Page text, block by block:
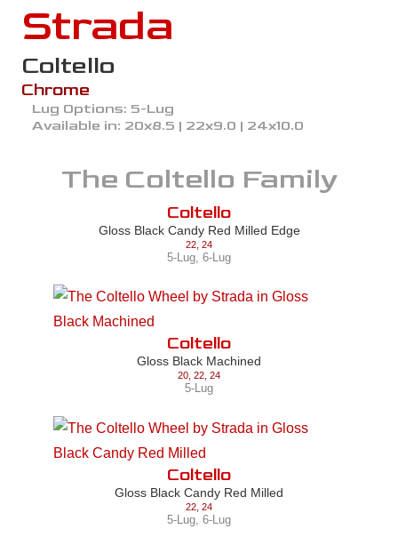
Strada
Coltello
Chrome
Lug Options: 5-Lug
Available in: 20x8.5 | 22x9.0 | 24x10.0
The Coltello Family
Coltello
Gloss Black Candy Red Milled Edge
22 24
5-Lug, 6-Lug
Coltello
Gloss Black Machined
20 22 24
5-Lug
Coltello
Gloss Black Candy Red Milled
22 24
5-Lug 6-Lug